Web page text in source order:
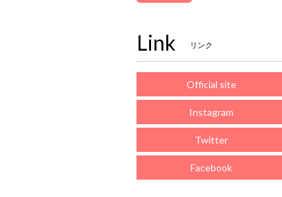
Link リンク
Official site
Instagram
Twitter
Facebook